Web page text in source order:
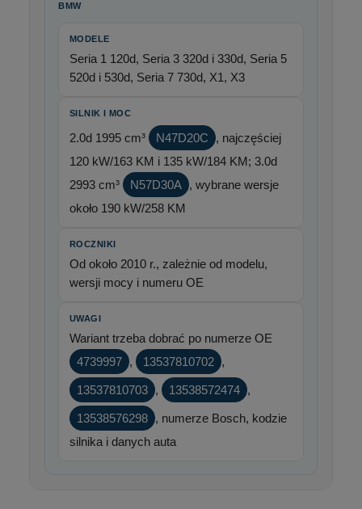
BMW
MODELE
Seria 1 120d, Seria 3 320d i 330d, Seria 5
520d i 530d, Seria 7 730d, X1, X3
SILNIK I MOC
2.0d 1995 cm³ N47D20C
, najczęściej
120 kW/163 KM i 135 kW/184 KM; 3.0d
2993 cm³
N57D30A , wybrane wersje
około 190 kW/258 KM
ROCZNIKI
Od około 2010 r., zależnie od modelu,
wersji mocy i numeru OE
UWAGI
Wariant trzeba dobrać po numerze OE
4739997 , 13537810702 ,
13537810703 , 13538572474 ,
13538576298 , numerze Bosch, kodzie
silnika i danych auta